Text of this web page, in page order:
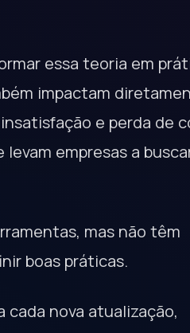
essa teoria em
impactam
e perda de
empresas a
mas não têm
boas práticas.
cada nova atualização,